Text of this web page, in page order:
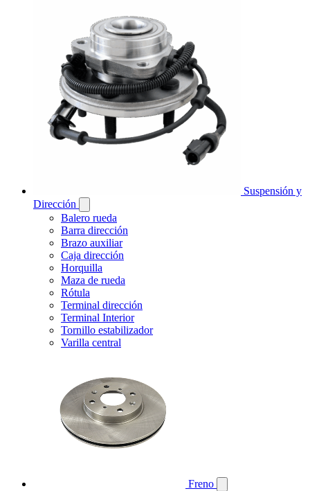
Suspensión y
Dirección
Balero rueda
Barra dirección
Brazo auxiliar
Caja dirección
Horquilla
Maza de rueda
Rótula
Terminal dirección
Terminal Interior
Tornillo estabilizador
Varilla central
Freno